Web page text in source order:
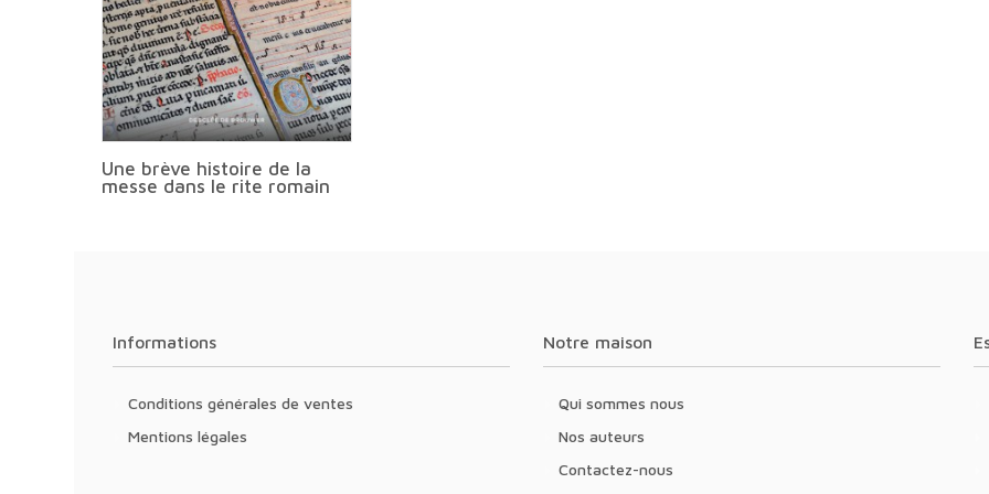
Une brève histoire de la
messe dans le rite romain
Informations
Conditions générales de ventes
Mentions légales
Notre maison
Qui sommes nous
Nos auteurs
Contactez-nous